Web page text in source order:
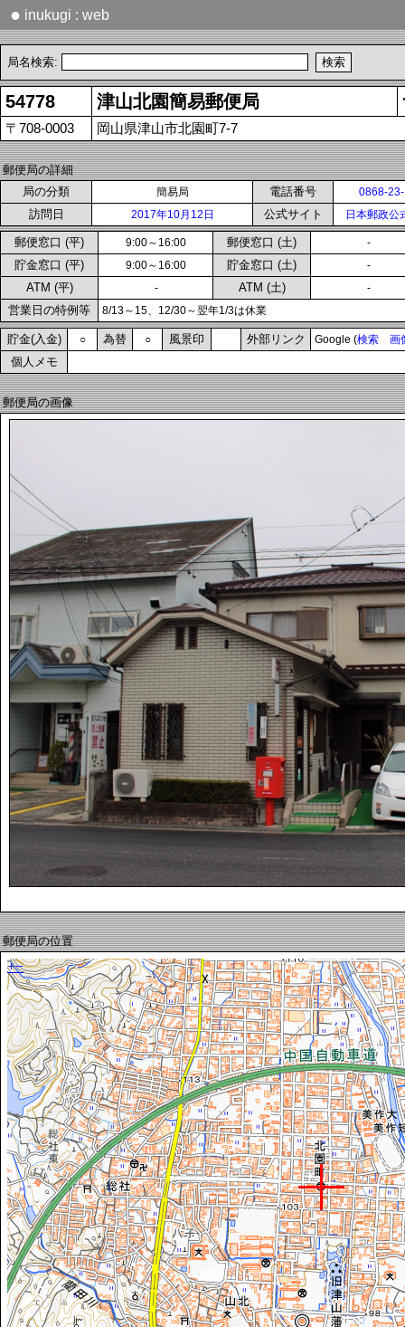
● inukugi : web
局名検索:
54778 津山北園簡易郵便局
〒708-0003 岡山県津山市北園町7-7
郵便局の詳細
局の分類
簡易局 電話番号 0868-
訪問日 2017年10月12日 公式サイト 日本郵政公
郵便窓口 (平) 9:00～16:00 郵便窓口 (土) -
貯金窓口 (平) 9:00～16:00 貯金窓口 (土) -
ATM (平) - ATM (土) -
営業日の特例等 8/13～15、12/30～翌年1/3は休業
貯金(入金) ○ 為替 ○ 風景印 外部リンク Google (検索 画
個人メモ
郵便局の画像
郵便局の位置